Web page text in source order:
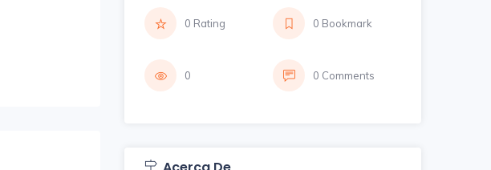
0 Rating 0 Bookmark
0 0 Comments